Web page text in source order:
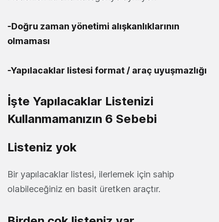
-Doğru zaman yönetimi alışkanlıklarının
olmaması
-Yapılacaklar listesi format / araç uyuşmazlığı
İşte Yapılacaklar Listenizi
Kullanmamanızın 6 Sebebi
Listeniz yok
Bir yapılacaklar listesi, ilerlemek için sahip
olabileceğiniz en basit üretken araçtır.